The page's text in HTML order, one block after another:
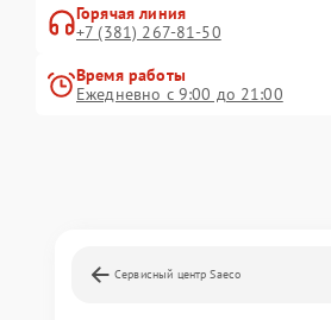
Горячая линия
+7 (381) 267-81-50
Время работы
Ежедневно с 9:00 до 21:00
Сервисный центр Saeco